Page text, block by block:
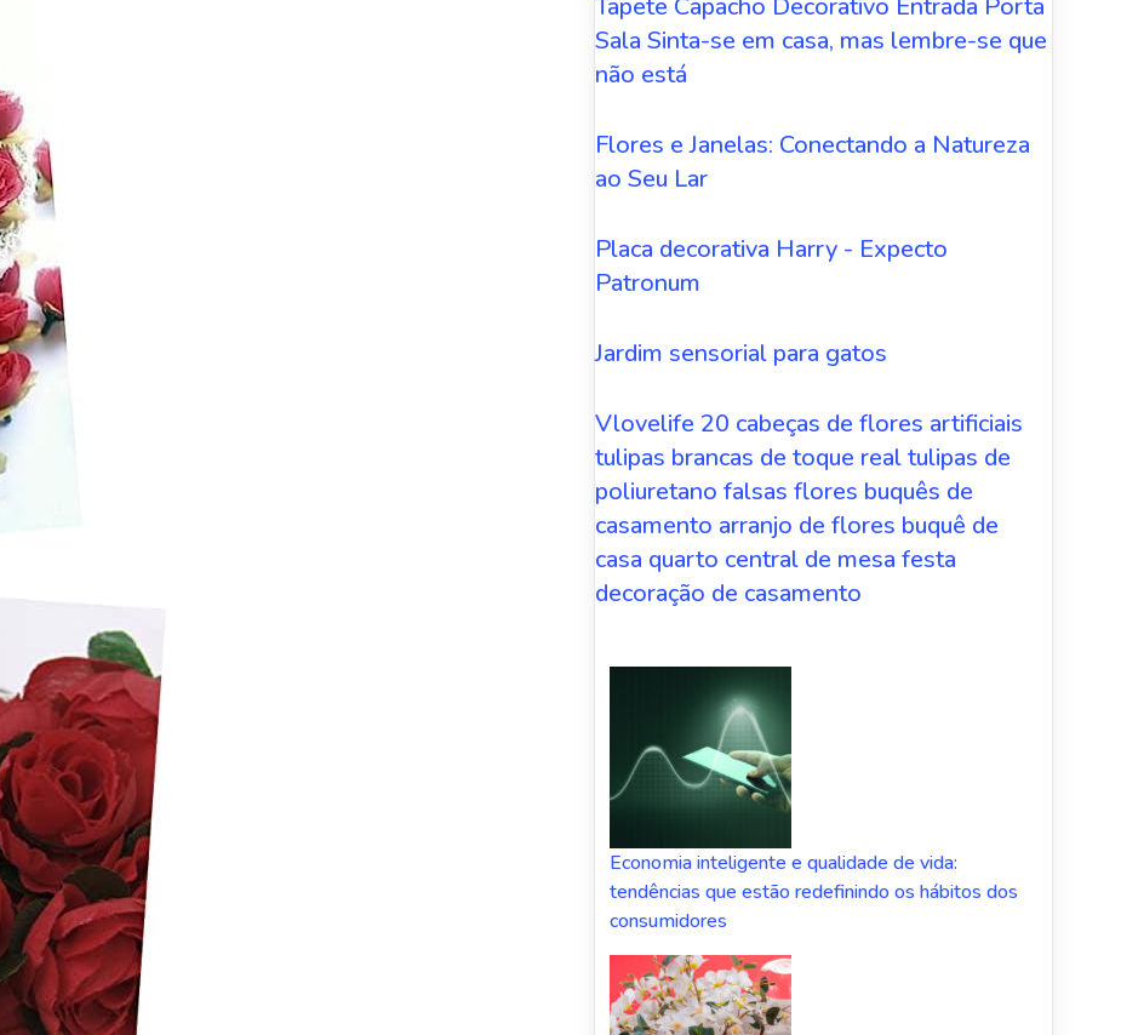
Sala Sinta-se em casa, mas lembre-se que
não está
Flores e Janelas: Conectando a Natureza
ao Seu Lar
Placa decorativa Harry - Expecto
Patronum
Jardim sensorial para gatos
Vlovelife 20 cabeças de flores artificiais
tulipas brancas de toque real tulipas de
poliuretano falsas flores buquês de
casamento arranjo de flores buquê de
casa quarto central de mesa festa
decoração de casamento
Economia inteligente e qualidade de vida:
tendências que estão redefinindo os hábitos dos
consumidores